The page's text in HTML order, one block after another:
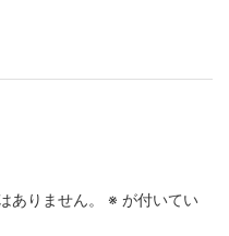
ありません。 ※ が付いてい